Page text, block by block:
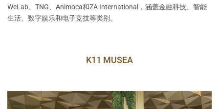
WeLab、TNG、Animoca和ZA International，涵盖金融科技、智能
生活、数字娱乐和电子竞技等类别。
K11 MUSEA